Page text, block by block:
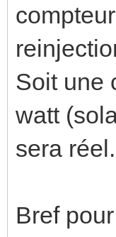
Soit une
watt
sera réel.
Bref